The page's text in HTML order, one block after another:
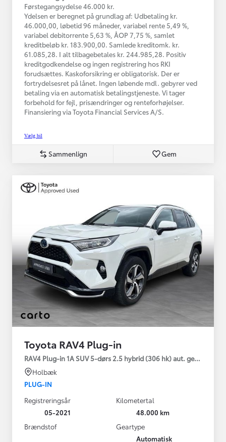
Førstegangsydelse 46.000 kr.
Ydelsen er beregnet på grundlag af: Udbetaling kr.
46.000,00, løbetid 96 måneder, variabel rente 5,49 %,
variabel debitorrente 5,63 %, ÅOP 7,75 %, samlet
kreditbeløb kr. 183.900,00. Samlede kreditomk. kr.
61.085,28. I alt tilbagebetales kr. 244.985,28. Positiv
kreditgodkendelse og ingen registrering hos RKI
forudsættes. Kaskoforsikring er obligatorisk. Der er
fortrydelsesret på lånet. Ingen løbende mdl. gebyrer ved
betaling via en automatisk betalingstjeneste. Vi tager
forbehold for fejl, prisændringer og renteforhøjelser.
Finansiering via Toyota Financial Services A/S.
Vælg bil
Sammenlign Gem
Toyota RAV4 Plug-in
RAV4 Plug-in 1A SUV 5-dørs 2.5 hybrid (306 hk) aut. gear AWD-i
Holbæk
PLUG-IN
Registreringsår
05-2021
Kilometertal
48.000 km
Brændstof
Geartype
Automatisk